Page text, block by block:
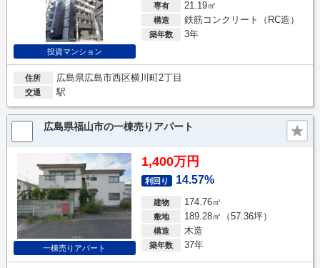
投資マンション
専有 21.19㎡
構造 鉄筋コンクリート（RC造）
築年数 3年
住所 広島県広島市西区横川町2丁目
交通 駅
広島県福山市の一棟売りアパート
一棟売りアパート
1,400万円
利回り 14.57%
建物 174.76㎡
敷地 189.28㎡（57.36坪）
構造 木造
築年数 37年